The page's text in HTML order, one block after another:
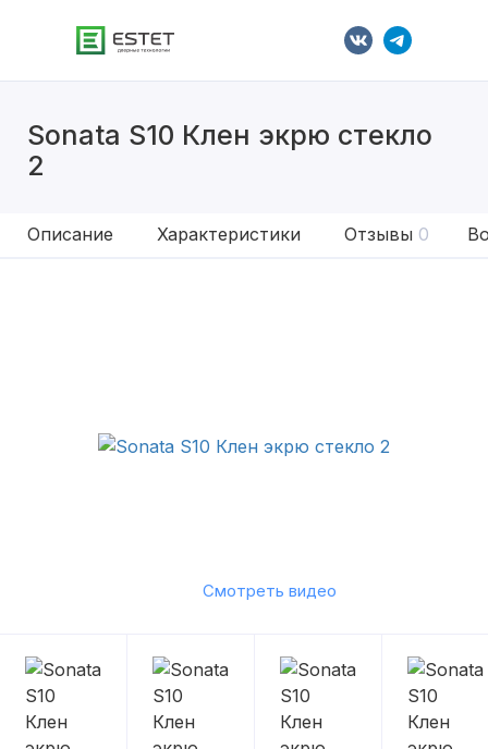
Sonata S10 Клен экрю стекло
2
Описание Характеристики Отзывы 0
Смотреть видео